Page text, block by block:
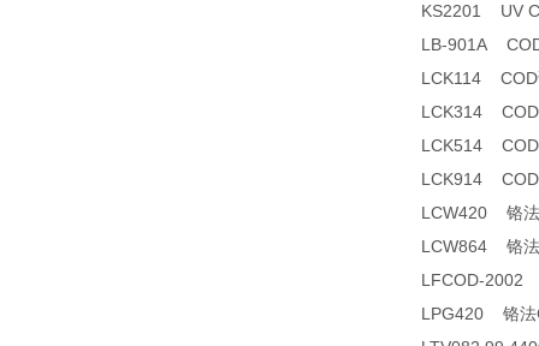
KS2201 UV
LB-901A
LCK114 COD
LCK314
LCK514 COD
LCK914
LCW420 铬法
LCW864 铬法
LFCOD-2002
LPG420 铬法